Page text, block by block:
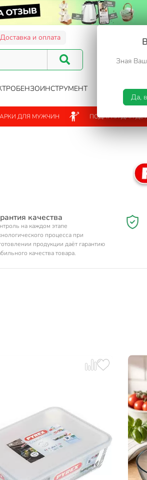
Зная
Да,
Доставка и оплата
САД И
ДЛЯ МУЖЧИН ПОДАРКИ ДЛЯ
качества
на каждом этапе
процесса при
продукции даёт гарантию
качества товара.